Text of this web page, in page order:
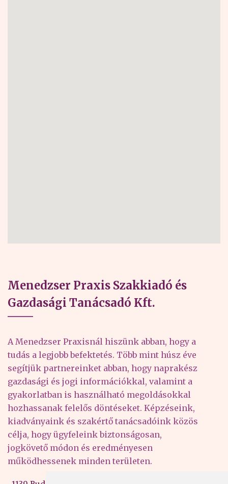
Menedzser Praxis Szakkiadó és
Gazdasági Tanácsadó Kft.
A Menedzser Praxisnál hiszünk abban, hogy a
tudás a legjobb befektetés. Több mint húsz éve
segítjük partnereinket abban, hogy naprakész
gazdasági és jogi információkkal, valamint a
gyakorlatban is használható megoldásokkal
hozhassanak felelős döntéseket. Képzéseink,
kiadványaink és szakértő tanácsadóink közös
célja, hogy ügyfeleink biztonságosan,
jogkövető módon és eredményesen
működhessenek minden területen.